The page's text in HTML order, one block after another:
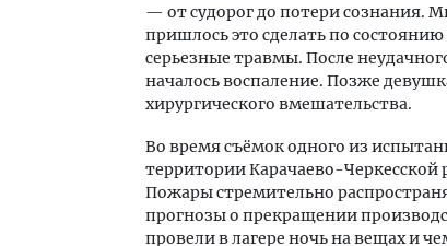
— от судорог до потери сознания.
пришлось это сделать по
серьезные травмы. После
началось воспаление. Позже
хирургического вмешательства.
Во время съёмок одного из
территории Карачаево-
Пожары стремительно
прогнозы о прекращении
провели в лагере ночь на вещах и